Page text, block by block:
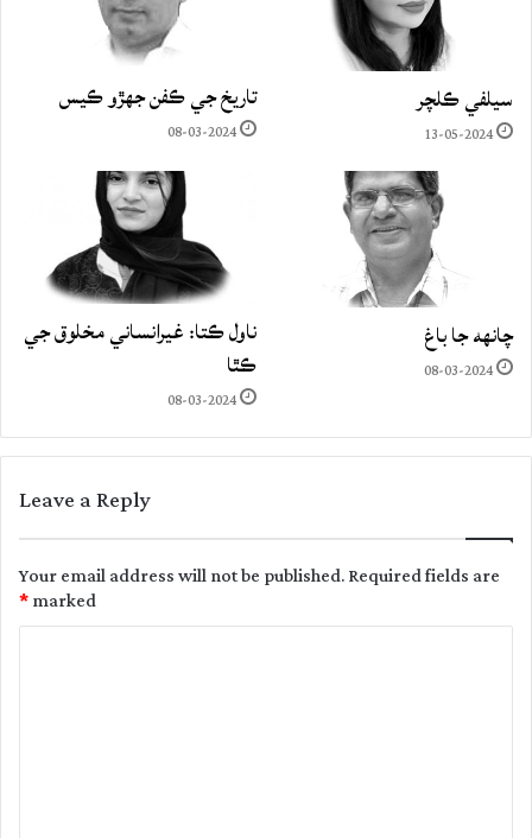
سيلفي ڪلچر
13-05-2024
تاريخ جي ڪفن جھڙو ڪيس
08-03-2024
چانهه جا باغ
08-03-2024
ناول ڪتا: غيرانساني مخلوق جي
ڪٿا
08-03-2024
Leave a Reply
Your email address will not be published.Required fields are
marked
*